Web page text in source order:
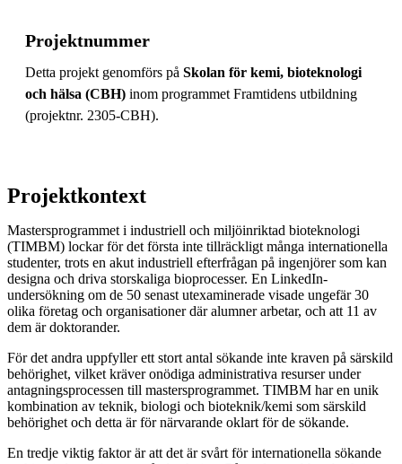
Projektnummer
Detta projekt genomförs på Skolan för kemi, bioteknologi
och hälsa (CBH) inom programmet Framtidens utbildning
(projektnr. 2305-CBH).
Projektkontext
Mastersprogrammet i industriell och miljöinriktad bioteknologi
(TIMBM) lockar för det första inte tillräckligt många internationella
studenter, trots en akut industriell efterfrågan på ingenjörer som kan
designa och driva storskaliga bioprocesser. En LinkedIn-
undersökning om de 50 senast utexaminerade visade ungefär 30
olika företag och organisationer där alumner arbetar, och att 11 av
dem är doktorander.
För det andra uppfyller ett stort antal sökande inte kraven på särskild
behörighet, vilket kräver onödiga administrativa resurser under
antagningsprocessen till mastersprogrammet. TIMBM har en unik
kombination av teknik, biologi och bioteknik/kemi som särskild
behörighet och detta är för närvarande oklart för de sökande.
En tredje viktig faktor är att det är svårt för internationella sökande